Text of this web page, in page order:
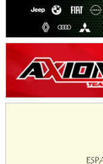
KDO - F6
Ciudad de Trenque Lauquen
Trenque Lauquen (Buenos
ENTRERRIANO - F6
Parque de la Velocidad
Villaguay (Entre Ríos)
VICTORIENSE - F7